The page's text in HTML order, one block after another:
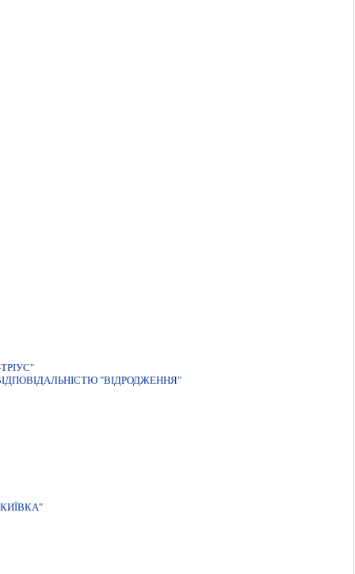
"ВIДРОДЖЕННЯ"